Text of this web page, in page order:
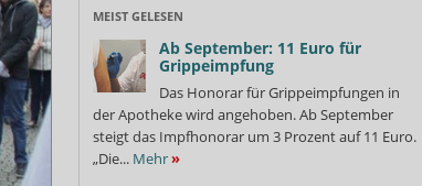
MEIST GELESEN
Ab September: 11 Euro für
Grippeimpfung
Das Honorar für Grippeimpfungen in
der Apotheke wird angehoben. Ab September
steigt das Impfhonorar um 3 Prozent auf 11 Euro.
„Die... Mehr»